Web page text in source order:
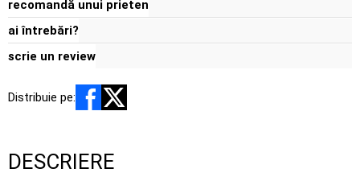
recomandă unui prieten
ai întrebări?
scrie un review
Distribuie pe:
DESCRIERE